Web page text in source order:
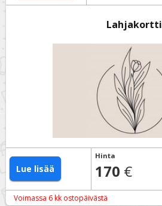
Lahjakortti
Lue lisää
Hinta
170 €
Voimassa 6 kk ostopäivästä